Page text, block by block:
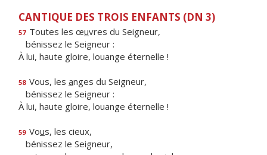
CANTIQUE DES TROIS ENFANTS (DN 3)
57 Toutes les œuvres du Seigneur,
bénissez le Seigneur :
À lui, haute gloire, louange éternelle !
58 Vous, les anges du Seigneur,
bénissez le Seigneur :
À lui, haute gloire, louange éternelle !
59 Vous, les cieux,
bénissez le Seigneur,